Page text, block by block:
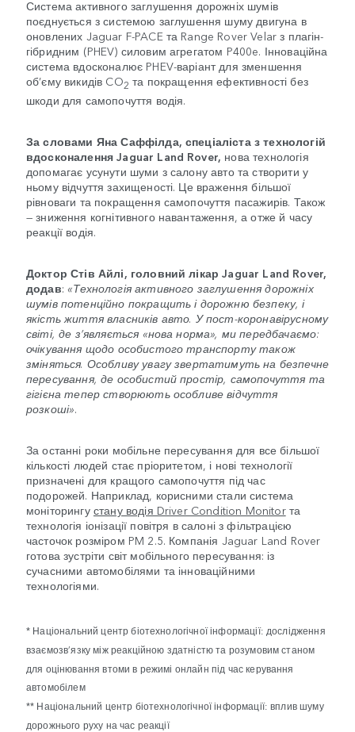
Система активного заглушення дорожніх шумів
поєднується з системою заглушення шуму двигуна в
оновлених Jaguar F-PACE та Range Rover Velar з плагін-
гібридним (PHEV) силовим агрегатом P400e. Інноваційна
система вдосконалює PHEV-варіант для зменшення
об’єму викидів CO2 та покращення ефективності без
шкоди для самопочуття водія.
За словами Яна Саффілда, спеціаліста з технологій
вдосконалення Jaguar Land Rover, нова технологія
допомагає усунути шуми з салону авто та створити у
ньому відчуття захищеності. Це враження більшої
рівноваги та покращення самопочуття пасажирів. Також
— зниження когнітивного навантаження, а отже й часу
реакції водія.
Доктор Стів Айлі, головний лікар Jaguar Land Rover,
додав:«Технологія активного заглушення дорожніх
шумів потенційно покращить і дорожню безпеку, і
якість життя власників авто. У пост-коронавірусному
світі, де з’являється «нова норма», ми передбачаємо:
очікування щодо особистого транспорту також
зміняться. Особливу увагу звертатимуть на безпечне
пересування, де особистий простір, самопочуття та
гігієна тепер створюють особливе відчуття
розкоші».
За останні роки мобільне пересування для все більшої
кількості людей стає пріоритетом, і нові технології
призначені для кращого самопочуття під час
подорожей. Наприклад, корисними стали система
моніторингу стану водія Driver Condition Monitorта
технологія іонізації повітря в салоні з фільтрацією
часточок розміром PM 2.5. Компанія Jaguar Land Rover
готова зустріти світ мобільного пересування: із
сучасними автомобілями та інноваційними
технологіями.
* Національний центр біотехнологічної інформації: дослідження
взаємозв’язку між реакційною здатністю та розумовим станом
для оцінювання втоми в режимі онлайн під час керування
автомобілем
** Національний центр біотехнологічної інформації: вплив шуму
дорожнього руху на час реакції